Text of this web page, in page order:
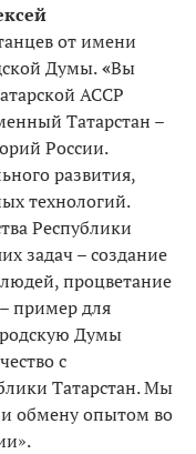
от имени
Думы.«Вы
АССР
Татарстан –
России.
развития,
технологий.
Республики
задач – создание
процветание
пример для
Думы
с
Татарстан. Мы
и обмену опытом во